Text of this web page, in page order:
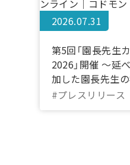
2026.07.31
第5回「園長先生
2026」開催 ～延
加した園長先生
10月20日～22日
#プレスリリース